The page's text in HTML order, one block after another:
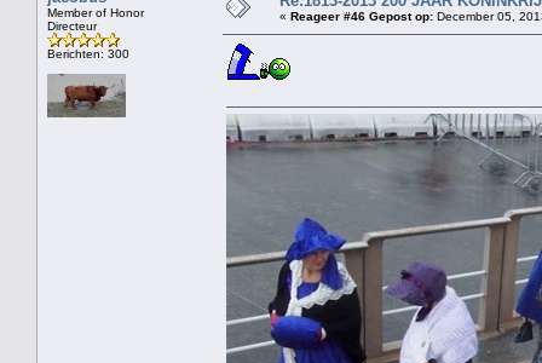
Member of Honor
Directeur
Berichten: 300
« Reageer #46 Gepost op: December 05,